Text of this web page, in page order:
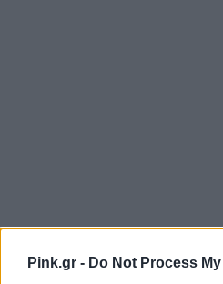
Pink.gr - Do Not Process